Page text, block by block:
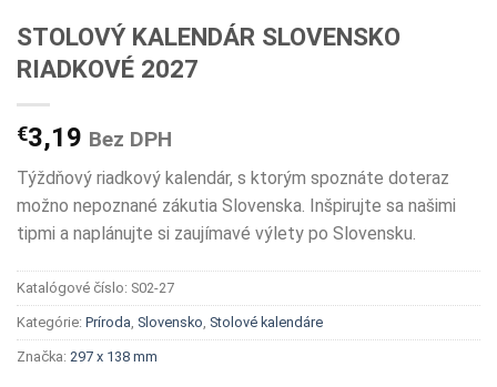
STOLOVÝ KALENDÁR SLOVENSKO
RIADKOVÉ 2027
€3,19 Bez DPH
Týždňový riadkový kalendár, s ktorým spoznáte doteraz
možno nepoznané zákutia Slovenska. Inšpirujte sa našimi
tipmi a naplánujte si zaujímavé výlety po Slovensku.
Katalógové číslo: S02-27
Kategórie: Príroda Slovensko Stolové kalendáre
Značka: 297 x 138 mm